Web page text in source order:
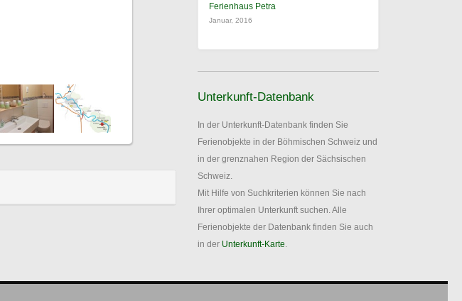
Ferienhaus Petra
Januar, 2016
Unterkunft-Datenbank
In der Unterkunft-Datenbank finden Sie
Ferienobjekte in der Böhmischen Schweiz und
in der grenznahen Region der Sächsischen
Schweiz.
Mit Hilfe von Suchkriterien können Sie nach
Ihrer optimalen Unterkunft suchen. Alle
Ferienobjekte der Datenbank finden Sie auch
in der Unterkunft-Karte.